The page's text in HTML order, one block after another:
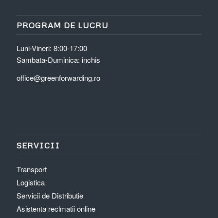
PROGRAM DE LUCRU
Luni-Vineri: 8:00-17:00
Sambata-Duminica: inchis
office@greenforwarding.ro
SERVICII
Transport
Logistica
Servicii de Distributie
Asistenta reclmatii online